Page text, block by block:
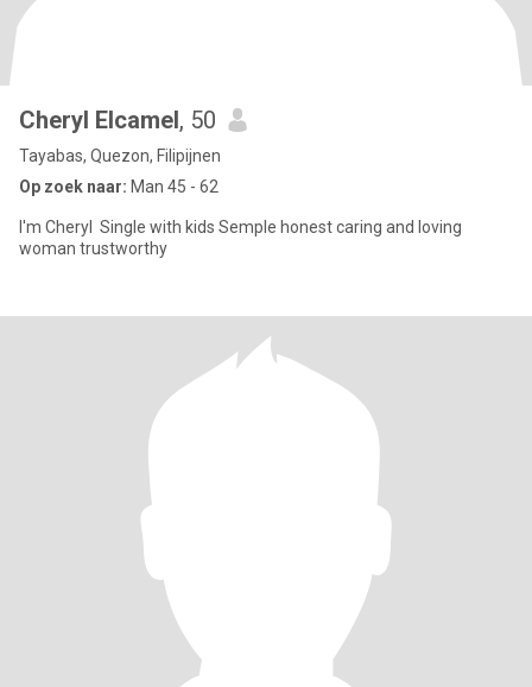
Cheryl Elcamel, 50
Tayabas, Quezon, Filipijnen
Op zoek naar: Man 45 - 62
I'm Cheryl Single with kids Semple honest caring and loving
woman trustworthy